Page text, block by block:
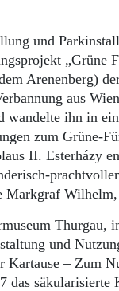
und
„Grüne
Arenenberg)
aus
wandelte ihn in
zum Grüne-
II. Esterházy
Markgraf
Thurgau,
und
Kartause – Zum
das